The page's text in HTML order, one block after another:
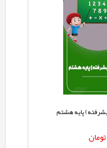
پایه هشتم
تومان